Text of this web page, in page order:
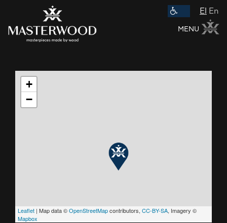
El En
MENU
+
−
Leaflet | Map data ©OpenStreetMapcontributors, CC-BY-SA, Imagery ©
Mapbox